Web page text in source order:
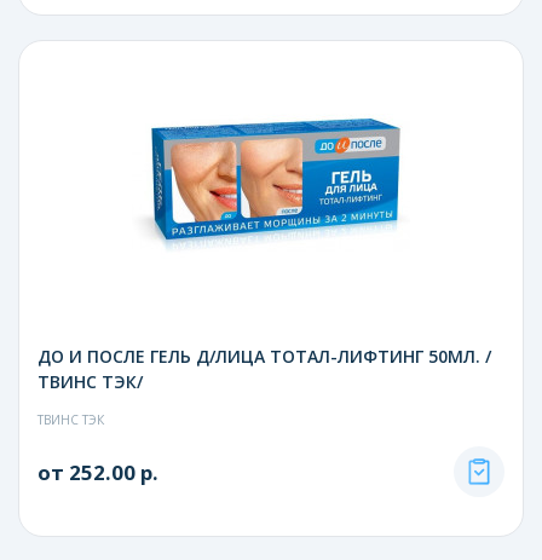
ДО И ПОСЛЕ ГЕЛЬ Д/ЛИЦА ТОТАЛ-ЛИФТИНГ 50МЛ. /
ТВИНС ТЭК/
ТВИНС ТЭК
от 252.00 р.